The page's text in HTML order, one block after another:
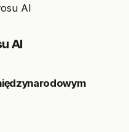
AI